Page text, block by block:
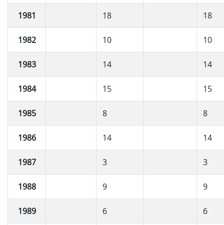
1981 18 18
1982 10 10
1983 14 14
1984 15 15
1985 8 8
1986 14 14
1987 3 3
1988 9 9
1989 6 6